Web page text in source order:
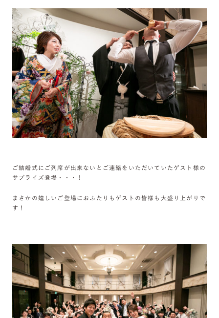
ご結婚式にご列席が出来ないとご連絡をいただいていたゲスト様の
サプライズ登場・・・！
まさかの嬉しいご登場におふたりもゲストの皆様も大盛り上がりで
す！